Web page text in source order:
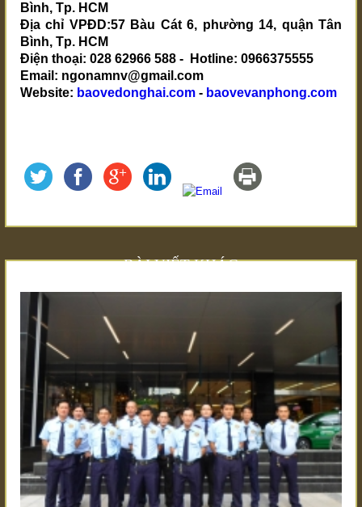
Bình, Tp. HCM
Địa chỉ VPĐD:57 Bàu Cát 6, phường 14, quận Tân
Bình, Tp. HCM
Điện thoại: 028 62966 588 - Hotline: 0966375555
Email: ngonamnv@gmail.com
Website: baovedonghai.com - baovevanphong.com
BÀI VIẾT KHÁC